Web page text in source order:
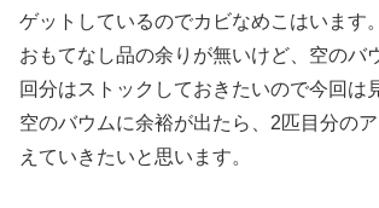
ゲットしているのでカビなめこはいます。
おもてなし品の余りが無いけど、空のバ
回分はストックしておきたいので今回は
空のバウムに余裕が出たら、2匹目分の
えていきたいと思います。